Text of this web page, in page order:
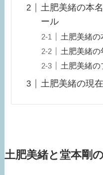
土肥美緒の本
ール
土肥美緒の
土肥美緒の
土肥美緒
土肥美緒の現
土肥美緒と堂本剛